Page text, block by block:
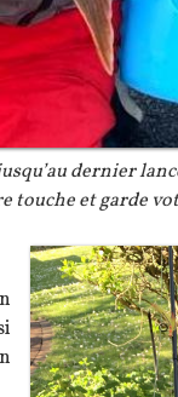
dernier
touche et garde
Image